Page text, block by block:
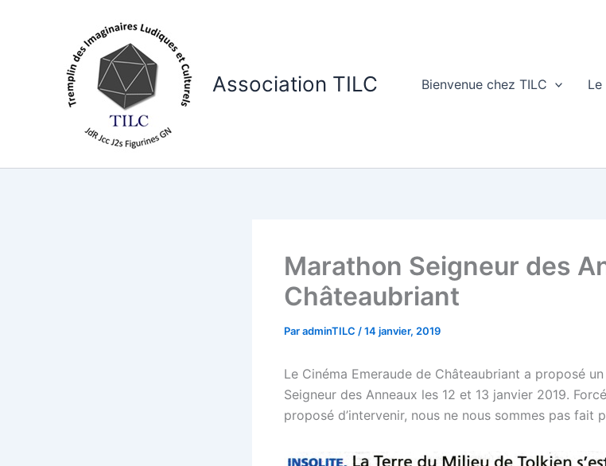
Association TILC Bienvenue chez TILC Le
Marathon Seigneur des
Châteaubriant
ParadminTILC /14 janvier, 2019
Le Cinéma Emeraude de Châteaubriant a proposé
Seigneur des Anneaux les 12 et 13 janvier 2019.
proposé d’intervenir, nous ne nous sommes pas fait